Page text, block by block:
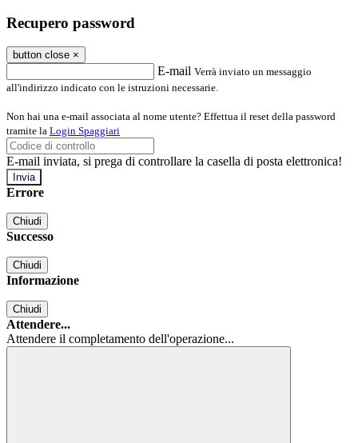
Recupero password
button close ×
E-mail Verrà inviato un messaggio
all'indirizzo indicato con le istruzioni necessarie.
Non hai una e-mail associata al nome utente? Effettua il reset della password
tramite la Login Spaggiari
E-mail inviata, si prega di controllare la casella di posta elettronica!
Errore
Chiudi
Successo
Chiudi
Informazione
Chiudi
Attendere...
Attendere il completamento dell'operazione...